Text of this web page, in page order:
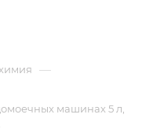
—
машинах 5 л,